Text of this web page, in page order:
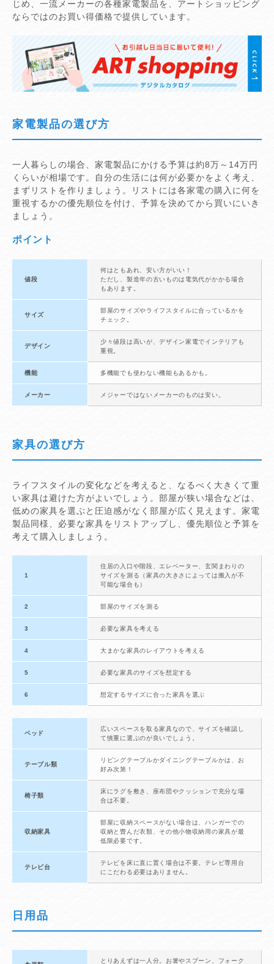
じめ、一流メーカーの各種家電製品を、アートショッピング
ならではのお買い得価格で提供しています。
家電製品の選び方
一人暮らしの場合、家電製品にかける予算は約8万～14万円
くらいが相場です。自分の生活には何が必要かをよく考え、
まずリストを作りましょう。リストには各家電の購入に何を
重視するかの優先順位を付け、予算を決めてから買いにいき
ましょう。
ポイント
値段
何はともあれ、安い方がいい！
ただし、製造年の古いものは電気代がかかる場合
もあります。
サイズ
部屋のサイズやライフスタイルに合っているかを
チェック。
デザイン
少々値段は高いが、デザイン家電でインテリアも
重視。
機能 多機能でも使わない機能もあるかも。
メーカー メジャーではないメーカーのものは安い。
家具の選び方
ライフスタイルの変化などを考えると、なるべく大きくて重
い家具は避けた方がよいでしょう。部屋が狭い場合などは、
低めの家具を選ぶと圧迫感がなく部屋が広く見えます。家電
製品同様、必要な家具をリストアップし、優先順位と予算を
考えて購入しましょう。
1
住居の入口や階段、エレベーター、玄関まわりの
サイズを測る（家具の大きさによっては搬入が不
可能な場合も）
2 部屋のサイズを測る
3 必要な家具を考える
4 大まかな家具のレイアウトを考える
5 必要な家具のサイズを想定する
6 想定するサイズに合った家具を選ぶ
ベッド
広いスペースを取る家具なので、サイズを確認し
て慎重に選ぶのが良いでしょう。
テーブル類
リビングテーブルかダイニングテーブルかは、お
好み次第！
椅子類
床にラグを敷き、座布団やクッションで充分な場
合は不要。
収納家具
部屋に収納スペースがない場合は、ハンガーでの
収納と畳んだ衣類、その他小物収納用の家具が最
低限必要です。
テレビ台
テレビを床に直に置く場合は不要。テレビ専用台
にこだわる必要はありません。
日用品
とりあえずは一人分。お箸やスプーン、フォーク